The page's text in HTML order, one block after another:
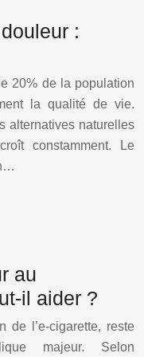
:
20% de la population
la qualité de vie.
alternatives naturelles
constamment. Le
au
il aider ?
de l’e-cigarette, reste
majeur. Selon